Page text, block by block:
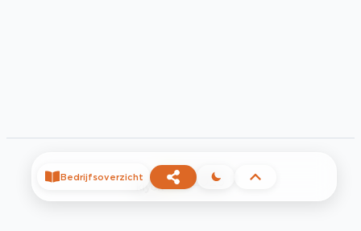
© 2026
Bedrijfsoverzicht